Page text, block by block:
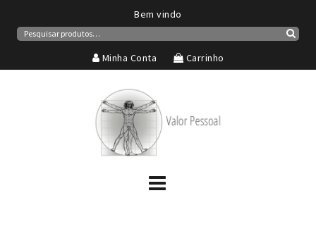
Bem vindo
Pesquisar
Minha Conta Carrinho